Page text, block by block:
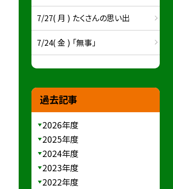
7/27( 月 ) たくさんの思い出
7/24( 金 ) 「無事」
過去記事
2026年度
2025年度
2024年度
2023年度
2022年度